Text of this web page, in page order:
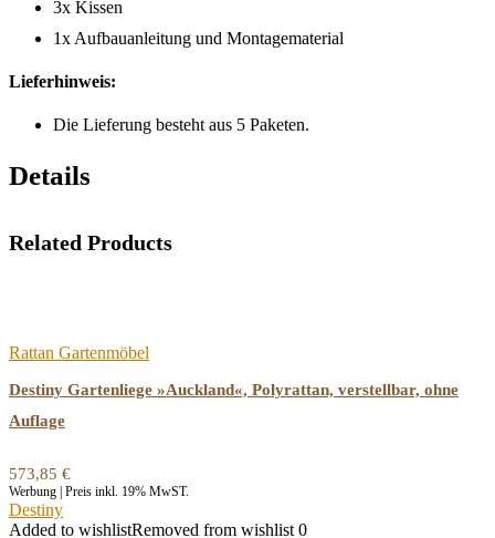
3x Kissen
1x Aufbauanleitung und Montagematerial
Lieferhinweis:
Die Lieferung besteht aus 5 Paketen.
Details
Related Products
Rattan Gartenmöbel
Destiny Gartenliege »Auckland«, Polyrattan, verstellbar, ohne
Auflage
573,85 €
Werbung | Preis inkl. 19% MwST.
Destiny
Added to wishlistRemoved from wishlist 0